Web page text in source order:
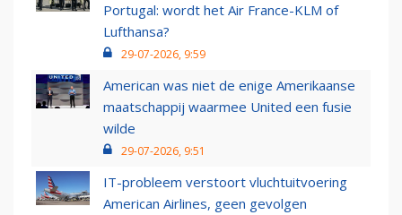
Portugal: wordt het Air France-KLM of
Lufthansa?
29-07-2026, 9:59
American was niet de enige Amerikaanse
maatschappij waarmee United een fusie
wilde
29-07-2026, 9:51
IT-probleem verstoort vluchtuitvoering
American Airlines, geen gevolgen